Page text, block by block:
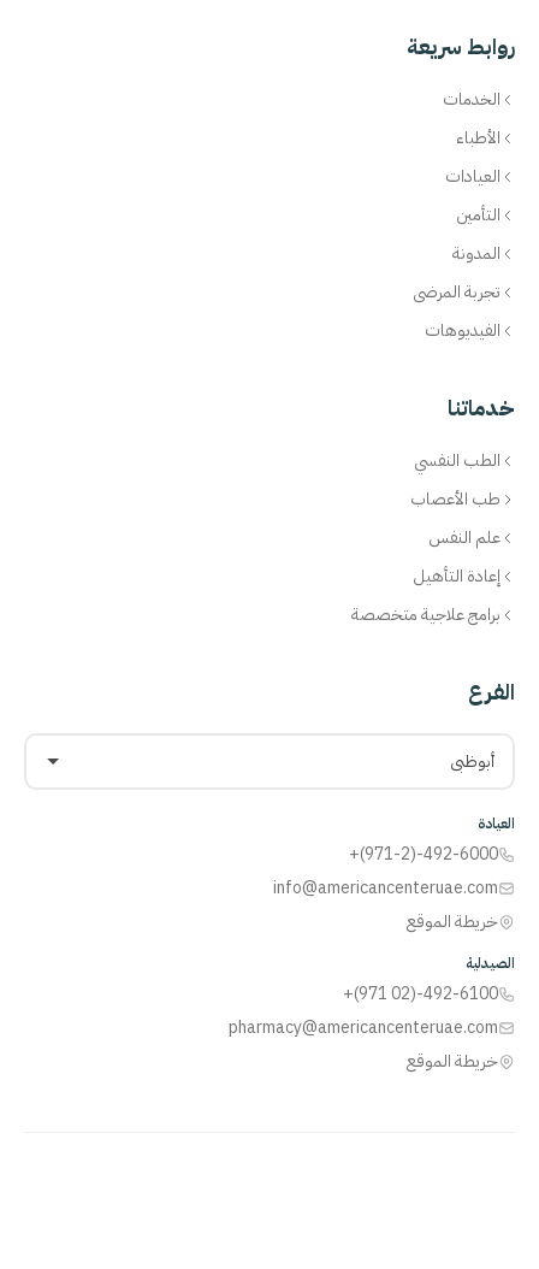
روابط سريعة
الخدمات
الأطباء
العيادات
التأمين
المدونة
تجربة المرضى
الفيديوهات
خدماتنا
الطب النفسي
طب الأعصاب
علم النفس
إعادة التأهيل
برامج علاجية متخصصة
الفرع
أبوظبي
العيادة
+(971-2)-492-6000
info@americancenteruae.com
خريطة الموقع
الصيدلية
+(971 02)-492-6100
pharmacy@americancenteruae.com
خريطة الموقع